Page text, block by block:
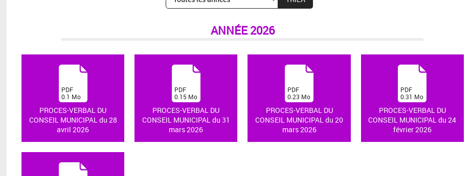
ANNÉE 2026
PROCES-VERBAL DU
CONSEIL MUNICIPAL du 28
avril 2026
(PDF
0.1 Mo
)
PROCES-VERBAL DU
CONSEIL MUNICIPAL du 31
mars 2026
(PDF
0.15 Mo
)
PROCES-VERBAL DU
CONSEIL MUNICIPAL du 20
mars 2026
(PDF
0.23 Mo
)
PROCES-VERBAL DU
CONSEIL MUNICIPAL du 24
février 2026
(PDF
0.31 Mo
)